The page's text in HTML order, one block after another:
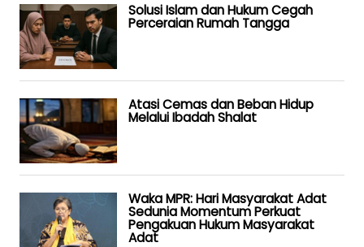
Solusi Islam dan Hukum Cegah
Perceraian Rumah Tangga
Atasi Cemas dan Beban Hidup
Melalui Ibadah Shalat
Waka MPR: Hari Masyarakat Adat
Sedunia Momentum Perkuat
Pengakuan Hukum Masyarakat
Adat